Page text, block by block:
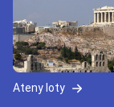
Ateny loty